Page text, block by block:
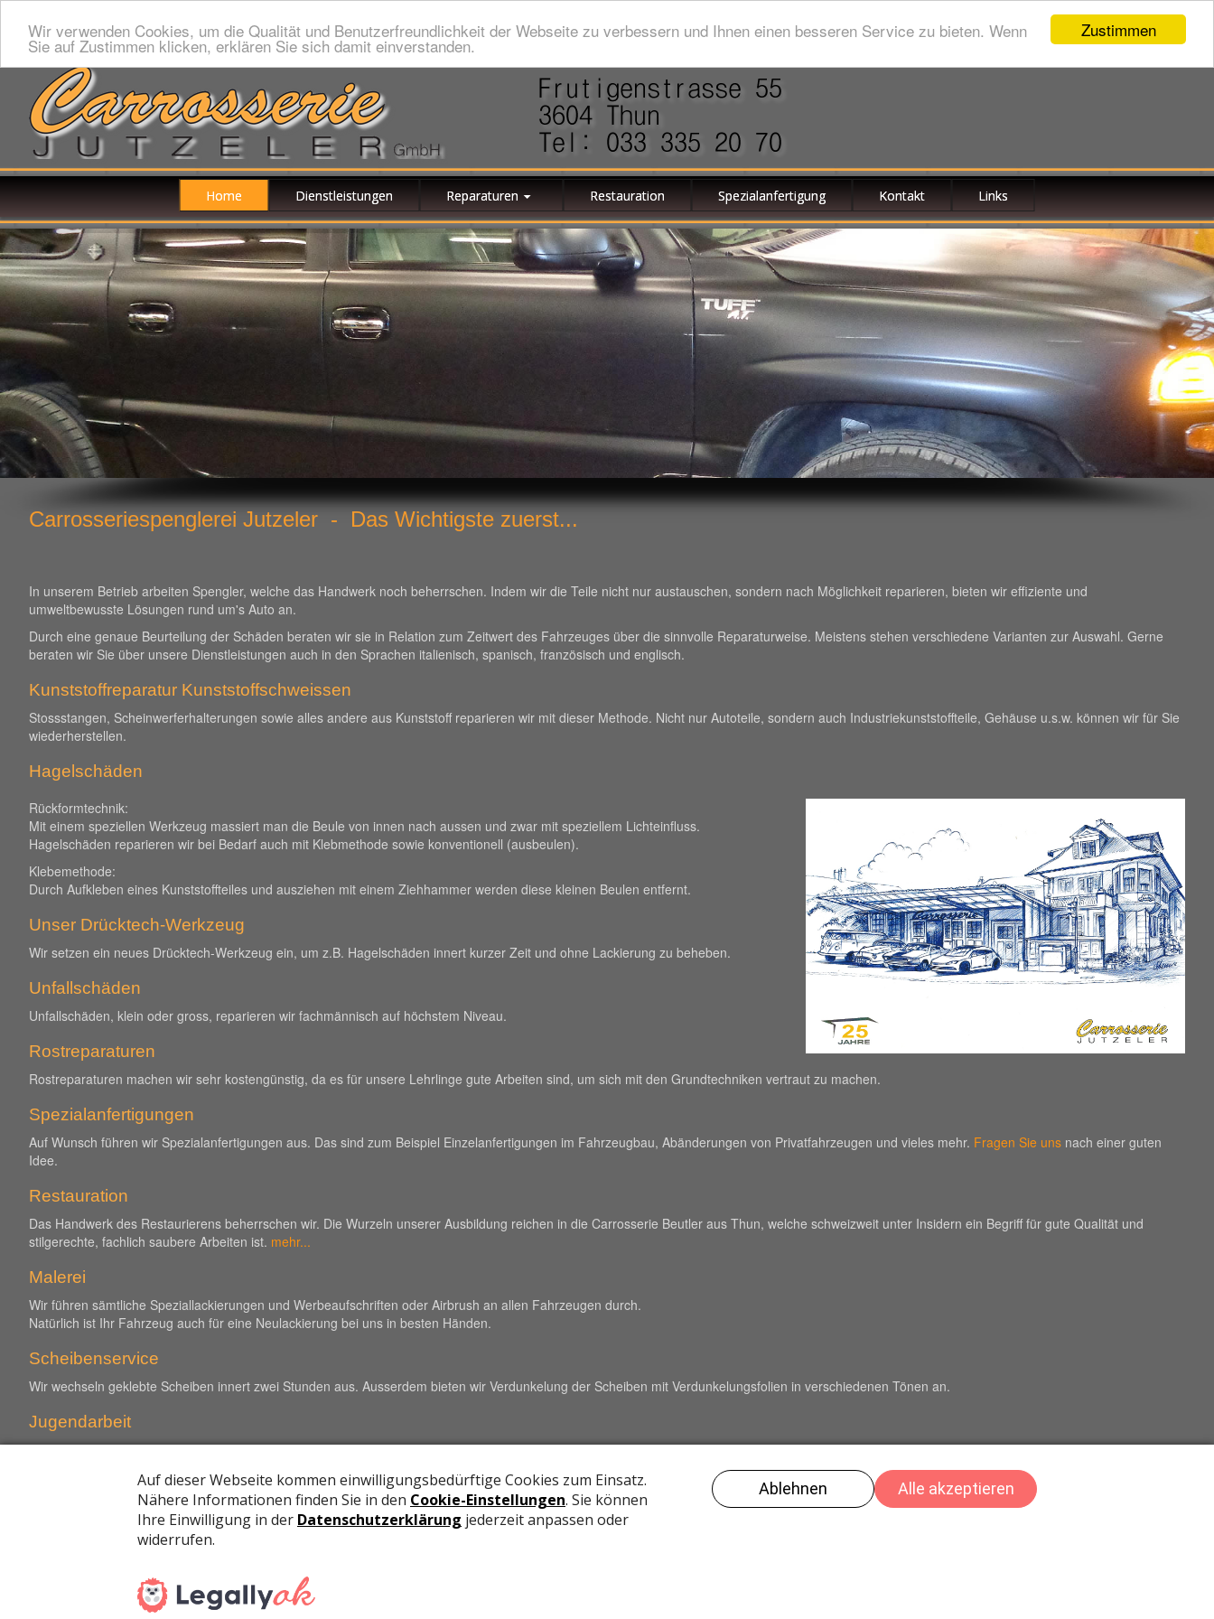
Zustimmen
Wir verwenden Cookies, um die Qualität und Benutzerfreundlichkeit der Webseite zu verbessern und Ihnen einen besseren Service zu bieten. Wenn
Sie auf Zustimmen klicken, erklären Sie sich damit einverstanden.
Home Dienstleistungen Reparaturen Restauration Spezialanfertigung Kontakt Links
Carrosseriespenglerei Jutzeler - Das Wichtigste zuerst...
In unserem Betrieb arbeiten Spengler, welche das Handwerk noch beherrschen. Indem wir die Teile nicht nur austauschen, sondern nach Möglichkeit reparieren, bieten wir effiziente und
umweltbewusste Lösungen rund um's Auto an.
Durch eine genaue Beurteilung der Schäden beraten wir sie in Relation zum Zeitwert des Fahrzeuges über die sinnvolle Reparaturweise. Meistens stehen verschiedene Varianten zur Auswahl. Gerne
beraten wir Sie über unsere Dienstleistungen auch in den Sprachen italienisch, spanisch, französisch und englisch.
Kunststoffreparatur Kunststoffschweissen
Stossstangen, Scheinwerferhalterungen sowie alles andere aus Kunststoff reparieren wir mit dieser Methode. Nicht nur Autoteile, sondern auch Industriekunststoffteile, Gehäuse u.s.w. können wir für Sie
wiederherstellen.
Hagelschäden
Rückformtechnik:
Mit einem speziellen Werkzeug massiert man die Beule von innen nach aussen und zwar mit speziellem Lichteinfluss.
Hagelschäden reparieren wir bei Bedarf auch mit Klebmethode sowie konventionell (ausbeulen).
Klebemethode:
Durch Aufkleben eines Kunststoffteiles und ausziehen mit einem Ziehhammer werden diese kleinen Beulen entfernt.
Unser Drücktech-Werkzeug
Wir setzen ein neues Drücktech-Werkzeug ein, um z.B. Hagelschäden innert kurzer Zeit und ohne Lackierung zu beheben.
Unfallschäden
Unfallschäden, klein oder gross, reparieren wir fachmännisch auf höchstem Niveau.
Rostreparaturen
Rostreparaturen machen wir sehr kostengünstig, da es für unsere Lehrlinge gute Arbeiten sind, um sich mit den Grundtechniken vertraut zu machen.
Spezialanfertigungen
Auf Wunsch führen wir Spezialanfertigungen aus. Das sind zum Beispiel Einzelanfertigungen im Fahrzeugbau, Abänderungen von Privatfahrzeugen und vieles mehr. Fragen Sie uns nach einer guten
Idee.
Restauration
Das Handwerk des Restaurierens beherrschen wir. Die Wurzeln unserer Ausbildung reichen in die Carrosserie Beutler aus Thun, welche schweizweit unter Insidern ein Begriff für gute Qualität und
stilgerechte, fachlich saubere Arbeiten ist. mehr...
Malerei
Wir führen sämtliche Speziallackierungen und Werbeaufschriften oder Airbrush an allen Fahrzeugen durch.
Natürlich ist Ihr Fahrzeug auch für eine Neulackierung bei uns in besten Händen.
Scheibenservice
Wir wechseln geklebte Scheiben innert zwei Stunden aus. Ausserdem bieten wir Verdunkelung der Scheiben mit Verdunkelungsfolien in verschiedenen Tönen an.
Jugendarbeit
ist uns ein besonderes Anliegen. Wir bilden gemessen an der Grösse unseres Betriebes überdurchschnittlich viele Lehrlinge aus. Unter Anderem sind wir auch für jene eine gute Ausbildungsstätte, die in
ihrem Leben nicht nur Positives erfahren haben. So ermöglichen wir ihnen einen guten Start in ein eigenständiges Leben. Das beinhaltet nicht nur die beruflichen Aspekte sondern auch
persönlichkeitsbildende Massnahmen, indem bei Carrosserie Jutzeler ein familiäres Umfeld herrscht. Wir sind stolz darauf, dass bisher sämtliche Lehrlinge ihre Ausbildung abgeschlossen haben.
Einer unserer Lehrlinge belegte im Berufswettbewerb sogar den 1. Rang!
Webdesign by B&A SERVICES